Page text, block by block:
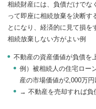
相続財産には、負債だけでな
って即座に相続放棄を決断す
とになり、経済的に見て損を
相続放棄しない方がよい例
不動産の資産価値が負債を
例）被相続人の住宅ロー
産の市場価値が2,000万
→ 不動産を売却すれば負